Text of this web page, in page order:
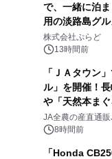
で、一緒に泊
用の淡路島グ
プール グラン
スの2施設で
株式会社ぷらど
13時間前
「ＪＡタウン
ル」を開催！
や「天然本ま
販売！～毎月１
JA全農の産直通
8時間前
「Honda